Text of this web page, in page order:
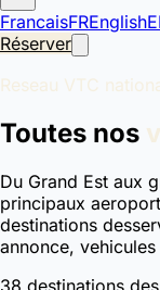
FrancaisFREnglish
Réserver
Reseau VTC
Toutes nos
Du Grand Est aux
principaux
destinations
annonce,
38 destinations